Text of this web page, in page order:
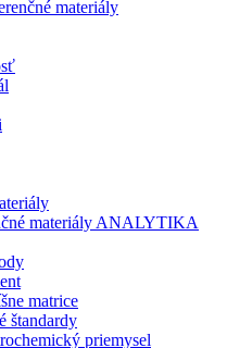
materiály
materiály ANALYTIKA
matrice
štandardy
priemysel